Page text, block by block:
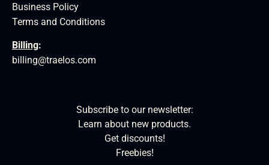
Business Policy
Terms and Conditions
Billing:
billing@traelos.com
Subscribe to our newsletter:
Learn about new products.
Get discounts!
Freebies!